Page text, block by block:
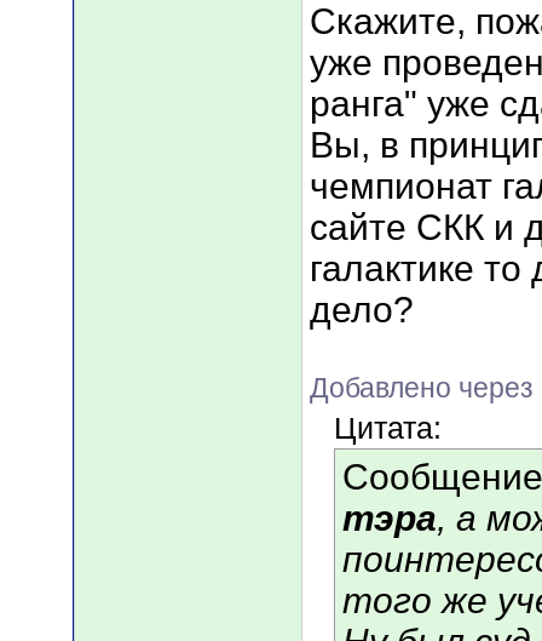
Скажите,
уже
ранга" уже
Вы, в
чемпионат
сайте СКК и
галактике
дело?
Добавлено
Цитата:
тэра, а
того же